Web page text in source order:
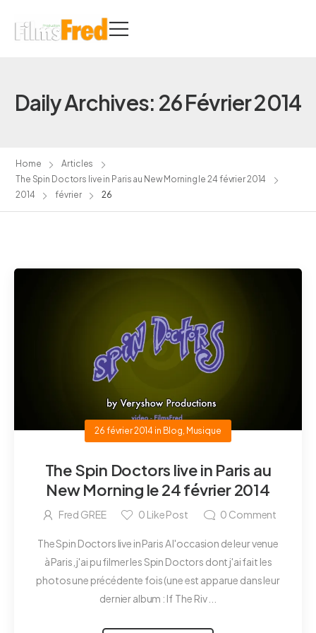
Daily Archives: 26 Février 2014
Home
Articles
The Spin Doctors live in Paris au New Morning le 24 février 2014
2014
février 26
26 février 2014 in Blog, Musique
The Spin Doctors live in Paris au
New Morning le 24 février 2014
Fred GREE 0 Like Post 0 Comment
The Spin Doctors live in Paris A l'occasion de leur venue
à Paris, j'ai pu filmer les Spin Doctors dont j'ai fait les
photos une précédente fois (une est apparue dans leur
dernier album : If The Riv ...